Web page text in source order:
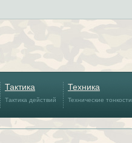
Тактика
Тактика действий
Техника
Технические тонкости